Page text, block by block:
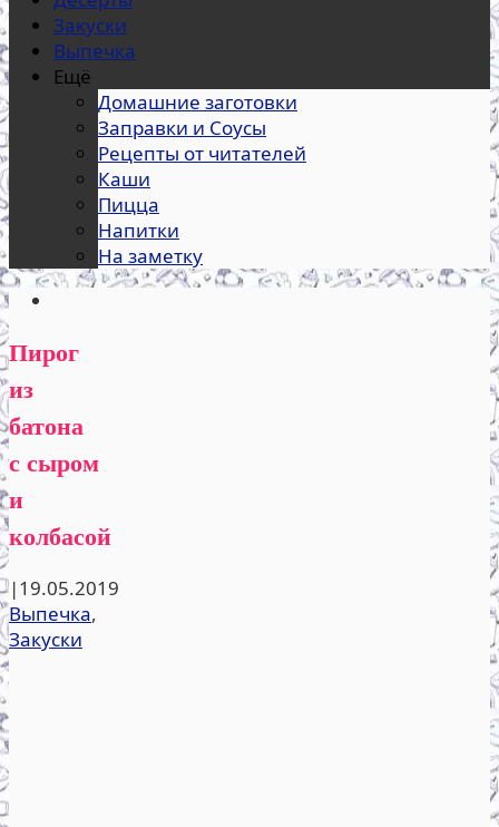
Закуски
Выпечка
Ещё
Домашние заготовки
Заправки и Соусы
Рецепты от читателей
Каши
Пицца
Напитки
На заметку
Пирог
из
батона
с сыром
и
колбасой
|19.05.2019
Выпечка,
Закуски